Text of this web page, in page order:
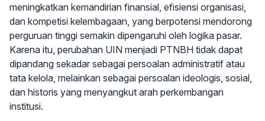
meningkatkan kemandirian finansial, efisiensi organisasi,
dan kompetisi kelembagaan, yang berpotensi mendorong
perguruan tinggi semakin dipengaruhi oleh logika pasar.
Karena itu, perubahan UIN menjadi PTNBH tidak dapat
dipandang sekadar sebagai persoalan administratif atau
tata kelola, melainkan sebagai persoalan ideologis, sosial,
dan historis yang menyangkut arah perkembangan
institusi.